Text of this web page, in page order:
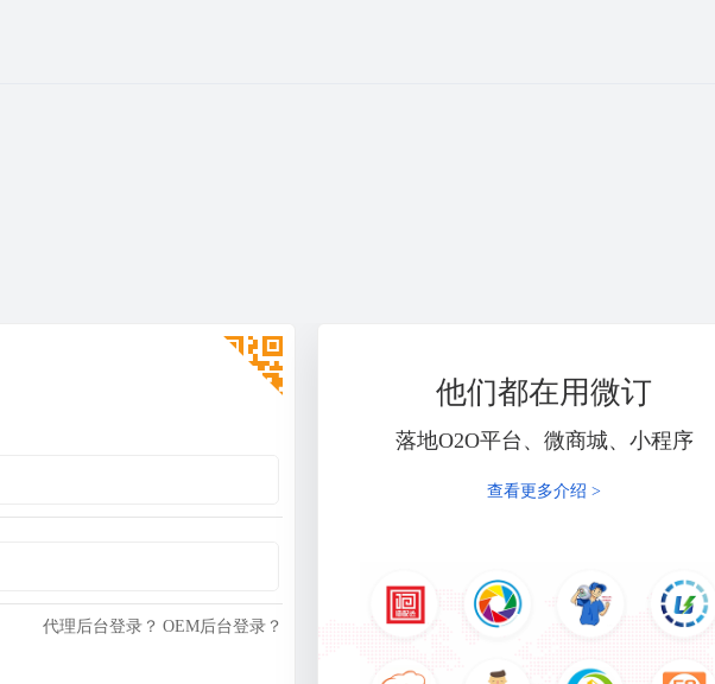
代理后台登录？ OEM后台登录？
他们都在用微订
落地O2O平台、微商城、小程序
查看更多介绍 >